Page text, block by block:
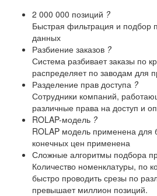
2 000 000 позиций ?
Быстрая фильтрация и подбор
данных
Разбиение заказов ?
Система разбивает заказы по
распределяет по заводам для
Разделение прав доступа ?
Сотрудники компаний,
различные права на доступ и
ROLAP-модель ?
ROLAP модель применена для
конечных цен применена
Сложные алгоритмы подбора
Количество номенклатуры, по
быстро проводить срезы по
превышает миллион позиций.